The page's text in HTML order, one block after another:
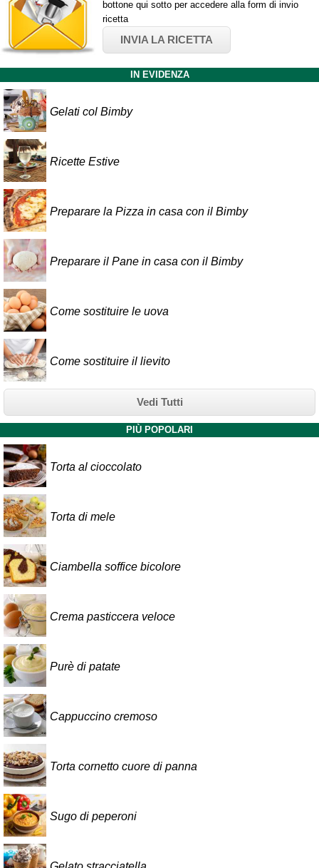
bottone qui sotto per accedere alla form di invio
ricetta
INVIA LA RICETTA
IN EVIDENZA
Gelati col Bimby
Ricette Estive
Preparare la Pizza in casa con il Bimby
Preparare il Pane in casa con il Bimby
Come sostituire le uova
Come sostituire il lievito
Vedi Tutti
PIÙ POPOLARI
Torta al cioccolato
Torta di mele
Ciambella soffice bicolore
Crema pasticcera veloce
Purè di patate
Cappuccino cremoso
Torta cornetto cuore di panna
Sugo di peperoni